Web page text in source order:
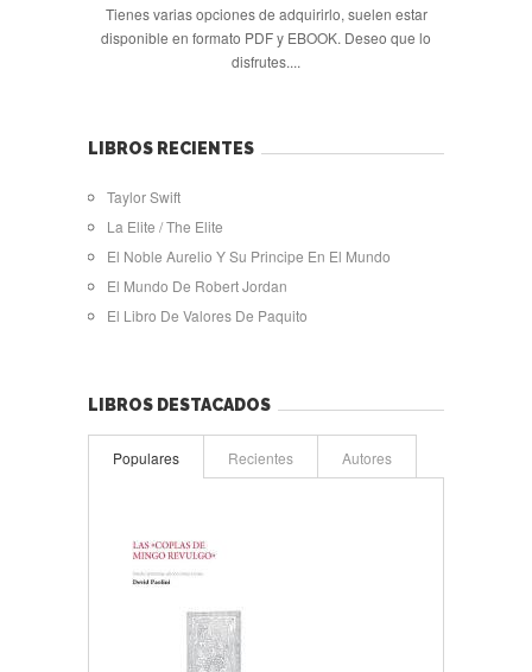
Tienes varias opciones de adquirirlo, suelen estar
disponible en formato PDF y EBOOK. Deseo que lo
disfrutes....
LIBROS RECIENTES
Taylor Swift
La Elite / The Elite
El Noble Aurelio Y Su Principe En El Mundo
El Mundo De Robert Jordan
El Libro De Valores De Paquito
LIBROS DESTACADOS
Populares Recientes Autores